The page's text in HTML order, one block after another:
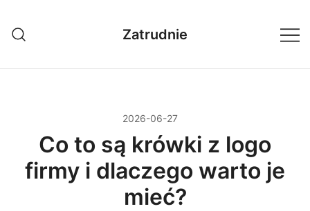
treści
Zatrudnie
2026-06-27
Co to są krówki z logo
firmy i dlaczego warto je
mieć?